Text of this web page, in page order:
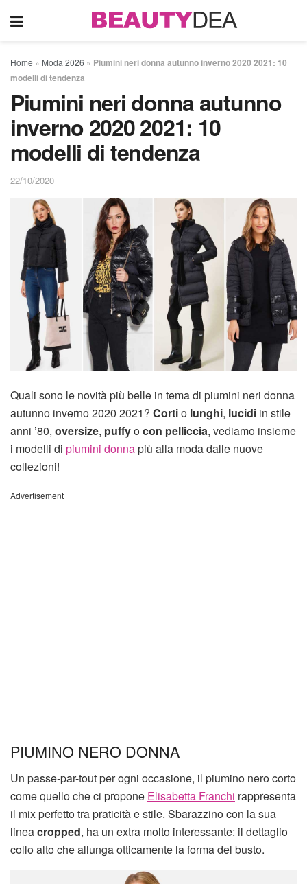
Home » Moda 2026 » Piumini neri donna autunno inverno 2020 2021: 10
modelli di tendenza
Piumini neri donna autunno
inverno 2020 2021: 10
modelli di tendenza
22/10/2020
Quali sono le novità più belle in tema di piumini neri donna
autunno inverno 2020 2021? Cortio lunghi, lucidi in stile
anni ’80, oversize, puffyocon pelliccia, vediamo insieme
i modelli di piumini donnapiù alla moda dalle nuove
collezioni!
Advertisement
PIUMINO NERO DONNA
Un passe-par-tout per ogni occasione, il piumino nero corto
come quello che ci propone Elisabetta Franchi rappresenta
il mix perfetto tra praticità e stile. Sbarazzino con la sua
lineacropped, ha un extra molto interessante: il dettaglio
collo alto che allunga otticamente la forma del busto.